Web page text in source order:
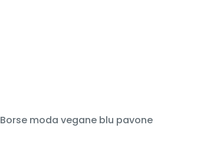
Borse moda vegane blu pavone